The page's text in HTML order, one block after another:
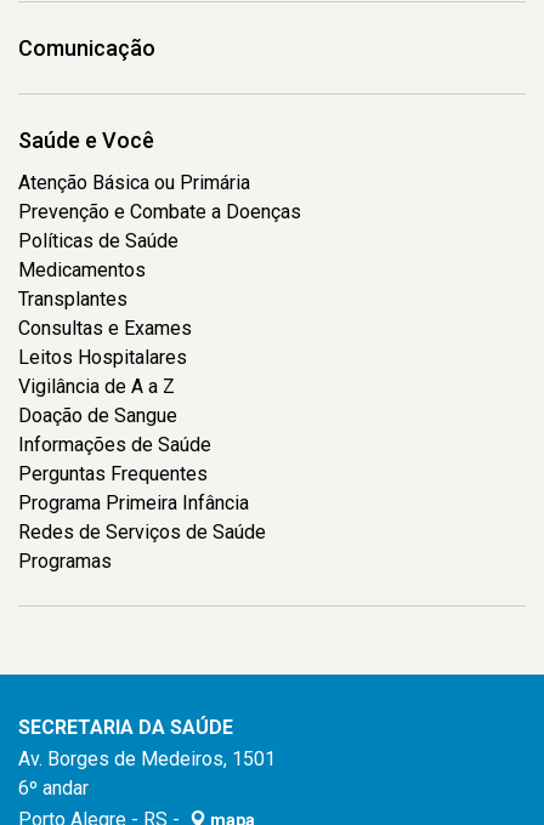
Comunicação
Saúde e Você
Atenção Básica ou Primária
Prevenção e Combate a Doenças
Políticas de Saúde
Medicamentos
Transplantes
Consultas e Exames
Leitos Hospitalares
Vigilância de A a Z
Doação de Sangue
Informações de Saúde
Perguntas Frequentes
Programa Primeira Infância
Redes de Serviços de Saúde
Programas
SECRETARIA DA SAÚDE
Av. Borges de Medeiros, 1501
6º andar
Porto Alegre - RS -
mapa